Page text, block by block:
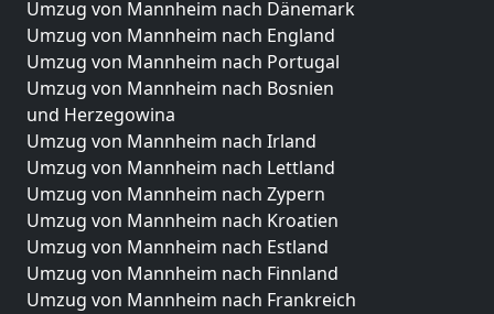
Umzug von Mannheim nach Dänemark
Umzug von Mannheim nach England
Umzug von Mannheim nach Portugal
Umzug von Mannheim nach Bosnien
und Herzegowina
Umzug von Mannheim nach Irland
Umzug von Mannheim nach Lettland
Umzug von Mannheim nach Zypern
Umzug von Mannheim nach Kroatien
Umzug von Mannheim nach Estland
Umzug von Mannheim nach Finnland
Umzug von Mannheim nach Frankreich